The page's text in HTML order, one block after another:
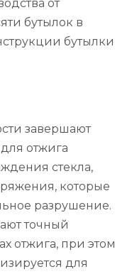
от
бутылок в
бутылки
завершают
отжига
стекла,
которые
разрушение.
точный
отжига, при этом
для